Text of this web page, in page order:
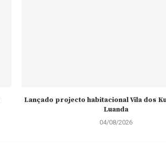
Lançado projecto habitacional Vila dos
Luanda
04/08/2026